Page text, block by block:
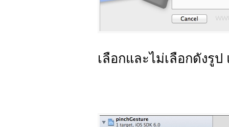
เลือกและไม่เลือกดังรู